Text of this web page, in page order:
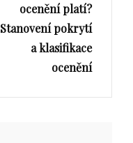
ocenění platí?
Stanovení pokrytí
a klasifikace
ocenění